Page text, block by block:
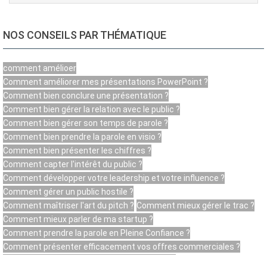
NOS CONSEILS PAR THÉMATIQUE
comment amélioer
Comment améliorer mes présentations PowerPoint ?
Comment bien conclure une présentation ?
Comment bien gérer la relation avec le public ?
Comment bien gérer son temps de parole ?
Comment bien prendre la parole en visio ?
Comment bien présenter les chiffres ?
Comment capter l'intérêt du public ?
Comment développer votre leadership et votre influence ?
Comment gérer un public hostile ?
Comment maîtriser l'art du pitch ? Comment mieux gérer le trac ?
Comment mieux parler de ma startup ?
Comment prendre la parole en Pleine Confiance ?
Comment présenter efficacement vos offres commerciales ?